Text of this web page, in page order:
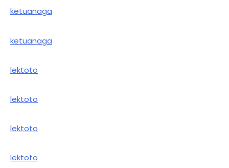
ketuanaga
ketuanaga
lektoto
lektoto
lektoto
lektoto